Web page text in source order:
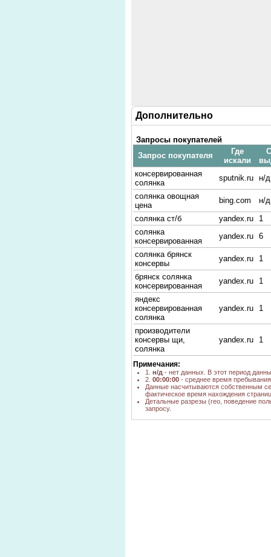
Дополнительно
Запросы покупателей
Запрос покупателя
Где
искали
консервированная
солянка
sputnik.ru н/д
солянка овощная
цена
bing.com
н/д
солянка ст/б
yandex.ru
1
солянка
консервированная
yandex.ru 6
солянка брянск
консервы
yandex.ru
1
брянск солянка
консервированная
yandex.ru
1
яндекс
консервированная
солянка
yandex.ru 1
производители
консервы щи,
солянка
yandex.ru 1
Примечания:
1. н/д - нет данных. В этот период
2. 00:00:00 - среднее время
Данные насчитываются собственным
фактическое время нахождения
Детальные разрезы (гео, поведение
запросу.